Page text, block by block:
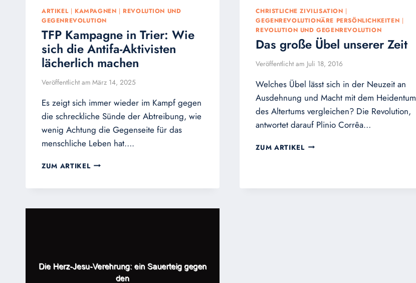
ARTIKEL| KAMPAGNEN | REVOLUTION UND
GEGENREVOLUTION
TFP Kampagne in Trier: Wie
sich die Antifa-Aktivisten
lächerlich machen
Veröffentlicht am März 14, 2025
Es zeigt sich immer wieder im Kampf gegen
die schreckliche Sünde der Abtreibung, wie
wenig Achtung die Gegenseite für das
menschliche Leben hat….
ZUM ARTIKEL TFP
MACHEN
CHRISTLICHE ZIVILISATION |
GEGENREVOLUTIONÄRE PERSÖNLICHKEITEN |
REVOLUTION UND GEGENREVOLUTION
Das große Übel unserer Zeit
Veröffentlicht am Juli 18, 2016
Welches Übel lässt sich in der Neuzeit an
Ausdehnung und Macht mit dem Heidentum
des Altertums vergleichen? Die Revolution,
antwortet darauf Plinio Corrêa…
ZUM ARTIKEL DAS
EIT